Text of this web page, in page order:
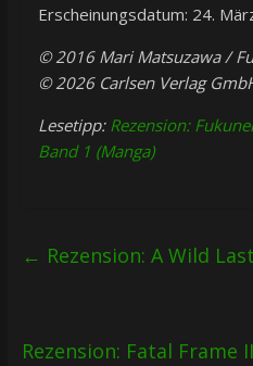
Erscheinungsdatum: 24.
© 2016 Mari Matsuzawa /
© 2026 Carlsen Verlag
Lesetipp: Rezension:
Band 1 (Manga)
← Rezension: A Wild
Rezension: Fatal Frame